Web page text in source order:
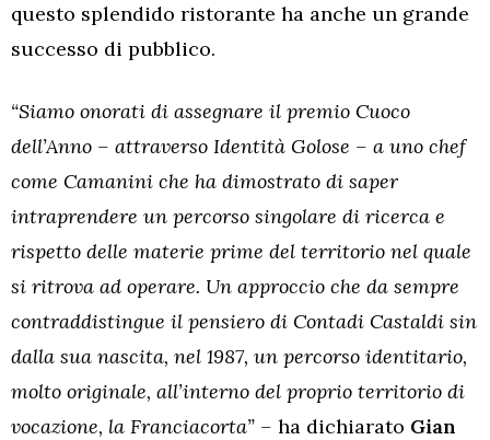
questo splendido ristorante ha anche un grande
successo di pubblico.
“Siamo onorati di assegnare il premio Cuoco
dell’Anno – attraverso Identità Golose – a uno chef
come Camanini che ha dimostrato di saper
intraprendere un percorso singolare di ricerca e
rispetto delle materie prime del territorio nel quale
si ritrova ad operare. Un approccio che da sempre
contraddistingue il pensiero di Contadi Castaldi sin
dalla sua nascita, nel 1987, un percorso identitario,
molto originale, all’interno del proprio territorio di
vocazione, la Franciacorta” – ha dichiarato Gian